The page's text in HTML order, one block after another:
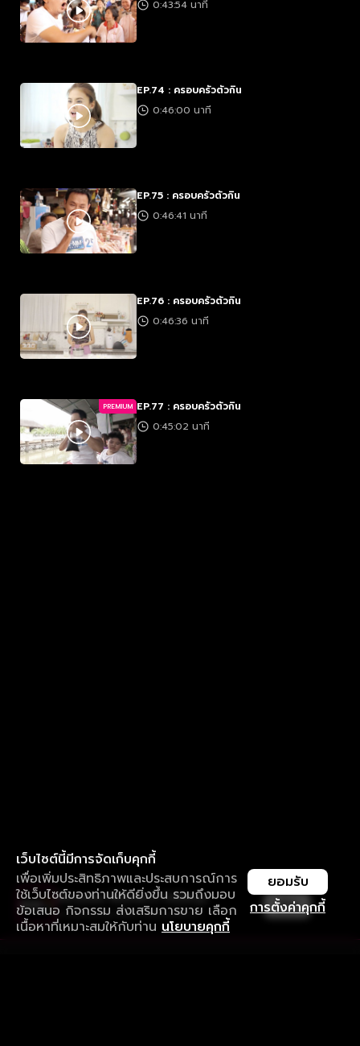
0:43:54 นาที
EP.74 : ครอบครัวตัวกิน
0:46:00 นาที
EP.75 : ครอบครัวตัวกิน
0:46:41 นาที
EP.76 : ครอบครัวตัวกิน
0:46:36 นาที
PREMIUM EP.77 : ครอบครัวตัวกิน
0:45:02 นาที
เว็บไซต์นี้มีการจัดเก็บคุกกี้
เพื่อเพิ่มประสิทธิภาพและประสบการณ์การ
ใช้เว็บไซต์ของท่านให้ดียิ่งขึ้น รวมถึงมอบ
ข้อเสนอ กิจกรรม ส่งเสริมการขาย เลือก
เนื้อหาที่เหมาะสมให้กับท่าน นโยบายคุกกี้
การตั้งค่าคุกกี้
ยอมรับ
ใช้งานแอป ลื่นไหลกว่า ไม่มีสะดุด
ดาวน์โหลดแอปเพื่อการรับชมที่ดีกว่า เปิด